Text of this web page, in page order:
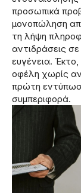
προσωπικά
μονοπώληση
τη λήψη
αντιδράσεις σε
ευγένεια.
οφέλη χωρίς
πρώτη
συμπεριφορά.